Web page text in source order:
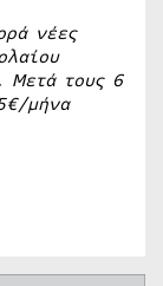
νέες
Μετά τους 6
μήνα